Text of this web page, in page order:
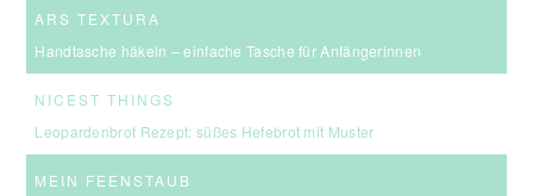
ARS TEXTURA
Handtasche häkeln – einfache Tasche für Anfängerinnen
NICEST THINGS
Leopardenbrot Rezept: süßes Hefebrot mit Muster
MEIN FEENSTAUB